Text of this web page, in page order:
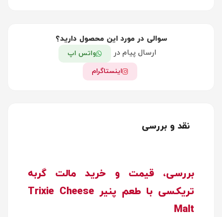
سوالی در مورد این محصول دارید؟
ارسال پیام در
واتس اپ
اینستاگرام
نقد و بررسی
بررسی، قیمت و خرید مالت گربه
تریکسی با طعم پنیر Trixie Cheese
Malt